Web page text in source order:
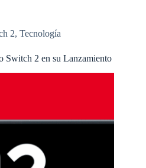
2, Tecnología
2 en su Lanzamiento